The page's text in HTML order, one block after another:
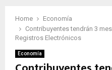
Home
Economía
Contribuyentes tendrán 3
Registros Electrónicos
Economía